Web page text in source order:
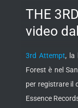
THE
video
3rd Attempt, la
Forest è nel
per registrare il
Essence